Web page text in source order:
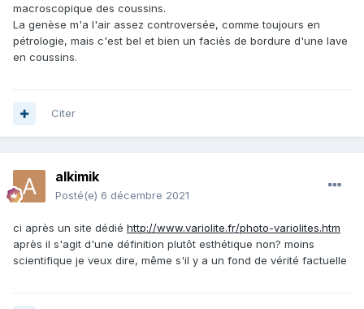
macroscopique des coussins.
La genèse m'a l'air assez controversée, comme toujours en
pétrologie, mais c'est bel et bien un faciès de bordure d'une lave
en coussins.
Citer
alkimik
Posté(e) 6 décembre 2021
ci après un site dédié http://www.variolite.fr/photo-variolites.htm
après il s'agit d'une définition plutôt esthétique non? moins
scientifique je veux dire, même s'il y a un fond de vérité factuelle